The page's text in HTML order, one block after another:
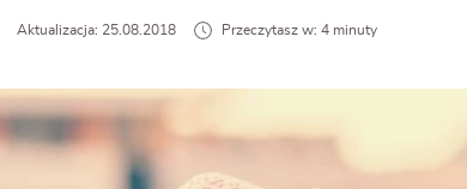
Aktualizacja: 25.08.2018 Przeczytasz w: 4 minuty